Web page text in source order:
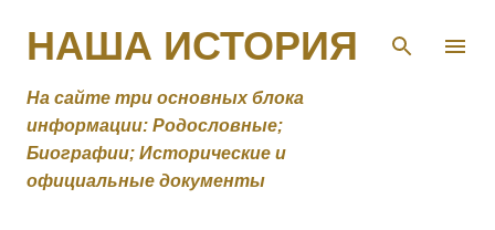
НАША ИСТОРИЯ
На сайте три основных блока
информации: Родословные;
Биографии; Исторические и
официальные документы